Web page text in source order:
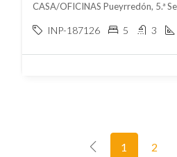
INP-187126 5 3
1 2